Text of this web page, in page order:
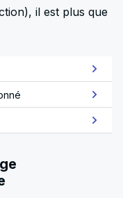
il est plus que